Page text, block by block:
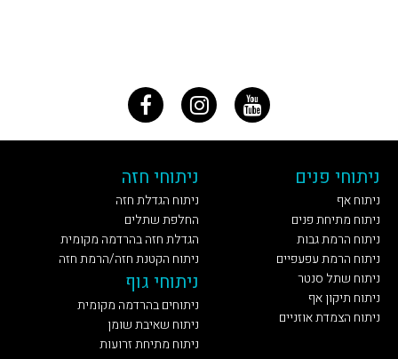
ניתוחי פנים
ניתוח אף
ניתוח מתיחת פנים
ניתוח הרמת גבות
ניתוח הרמת עפעפיים
ניתוח שתל סנטר
ניתוח תיקון אף
ניתוח הצמדת אוזניים
ניתוחי חזה
ניתוח הגדלת חזה
החלפת שתלים
הגדלת חזה בהרדמה מקומית
ניתוח הקטנת חזה/הרמת חזה
ניתוחי גוף
ניתוחים בהרדמה מקומית
ניתוח שאיבת שומן
ניתוח מתיחת זרועות